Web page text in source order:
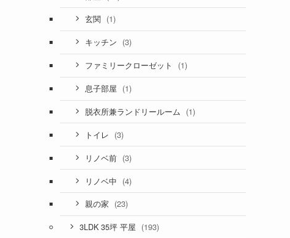
玄関 (1)
キッチン (3)
ファミリークローゼット (1)
息子部屋 (1)
脱衣所兼ランドリールーム (1)
トイレ (3)
リノベ前 (3)
リノベ中 (4)
親の家 (23)
3LDK 35坪 平屋 (193)